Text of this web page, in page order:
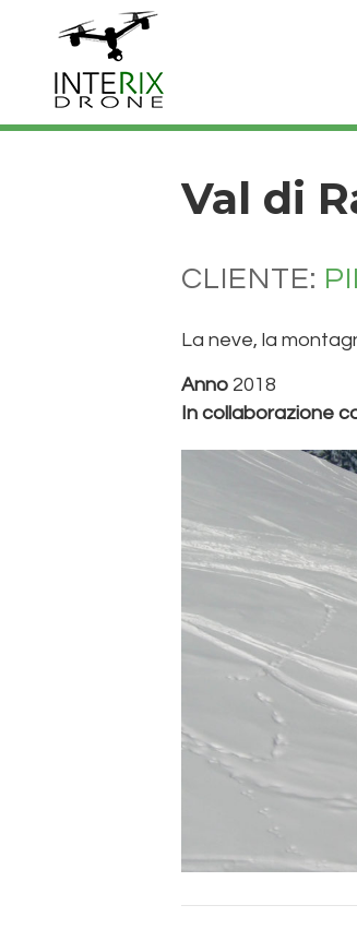
Val di
CLIENTE:
La neve, la
Anno 2018
In collaborazione